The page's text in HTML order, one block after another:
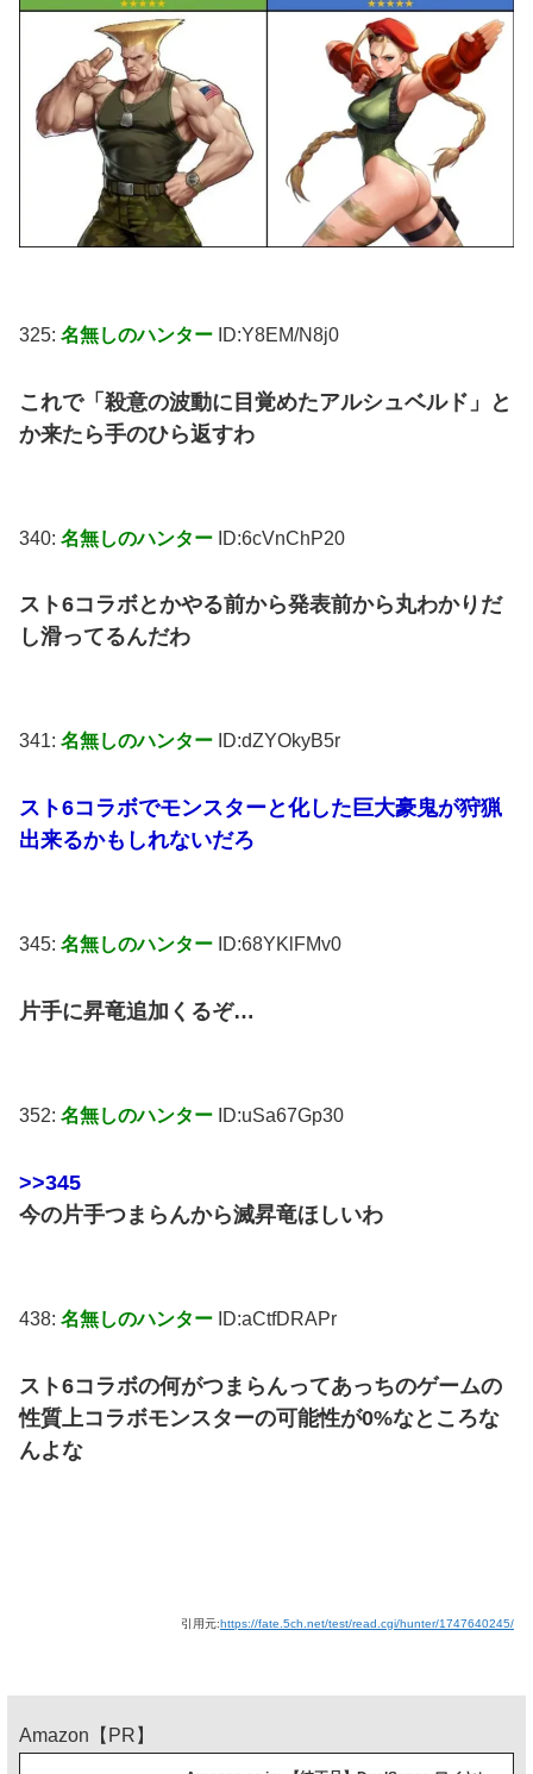
325: 名無しのハンター ID:Y8EM/N8j0
これで「殺意の波動に目覚めたアルシュベルド」と
か来たら手のひら返すわ
340: 名無しのハンター ID:6cVnChP20
スト6コラボとかやる前から発表前から丸わかりだ
し滑ってるんだわ
341: 名無しのハンター ID:dZYOkyB5r
スト6コラボでモンスターと化した巨大豪鬼が狩猟
出来るかもしれないだろ
345: 名無しのハンター ID:68YKlFMv0
片手に昇竜追加くるぞ…
352: 名無しのハンター ID:uSa67Gp30
>>345
今の片手つまらんから滅昇竜ほしいわ
438: 名無しのハンター ID:aCtfDRAPr
スト6コラボの何がつまらんってあっちのゲームの
性質上コラボモンスターの可能性が0%なところな
んよな
引用元:https://fate.5ch.net/test/read.cgi/hunter/1747640245/
Amazon【PR】